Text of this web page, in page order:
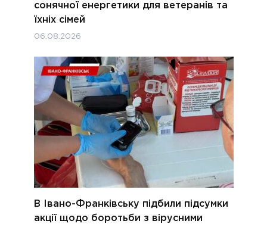
сонячної енергетики для ветеранів та
їхніх сімей
06.08.2026
В Івано-Франківську підбили підсумки
акції щодо боротьби з вірусними